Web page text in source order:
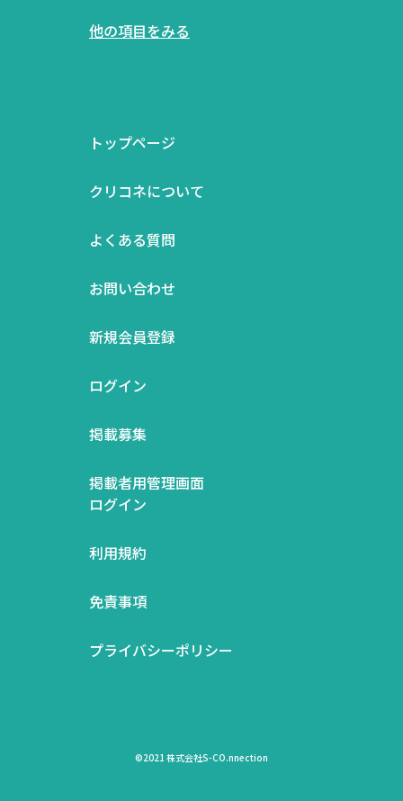
他の項目をみる
トップページ
クリコネについて
よくある質問
お問い合わせ
新規会員登録
ログイン
掲載募集
掲載者用管理画面
ログイン
利用規約
免責事項
プライバシーポリシー
©2021 株式会社S-CO.nnection